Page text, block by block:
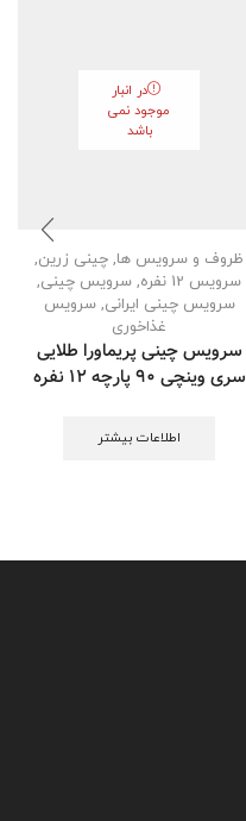
در انبار
موجود نمی
باشد
ظروف و سرویس ها, چینی زرین,
سرویس 12 نفره
, سرویس چینی,
سرویس چینی ایرانی,سرویس
غذاخوری
سرویس چینی پریماورا طلایی
سری وینچی 90 پارچه ۱۲ نفره
اطلاعات بیشتر